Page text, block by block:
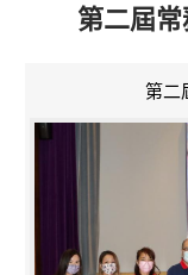
第二屆
第二